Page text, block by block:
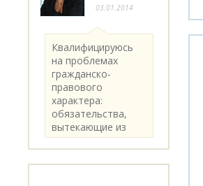
03.01.2014
Квалифицируюсь
на проблемах
гражданско-
правового
характера:
обязательства,
вытекающие из
категории..